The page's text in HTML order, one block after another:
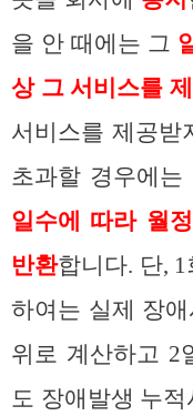
을 안 때에는 그
상 그 서비스를
서비스를 제공받
초과할 경우에
일수에 따라 월
반환합니다. 단,
하여는 실제 장
위로 계산하고 2
도 장애발생 누